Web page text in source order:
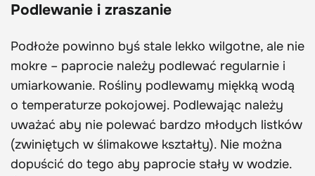
Podlewanie i zraszanie
Podłoże powinno byś stale lekko wilgotne, ale nie
mokre – paprocie należy podlewać regularnie i
umiarkowanie. Rośliny podlewamy miękką wodą
o temperaturze pokojowej. Podlewając należy
uważać aby nie polewać bardzo młodych listków
(zwiniętych w ślimakowe kształty). Nie można
dopuścić do tego aby paprocie stały w wodzie.